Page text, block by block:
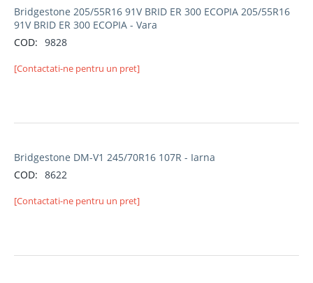
Bridgestone 205/55R16 91V BRID ER 300 ECOPIA 205/55R16
91V BRID ER 300 ECOPIA - Vara
COD: 9828
[Contactati-ne pentru un pret]
Bridgestone DM-V1 245/70R16 107R - Iarna
COD: 8622
[Contactati-ne pentru un pret]